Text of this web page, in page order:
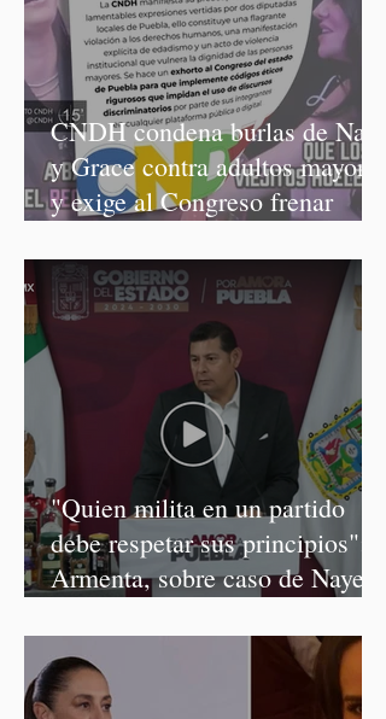
CNDH condena burlas de Nay
y Grace contra adultos mayores
y exige al Congreso frenar
"Quien milita en un partido
debe respetar sus principios":
Armenta, sobre caso de Nayeli